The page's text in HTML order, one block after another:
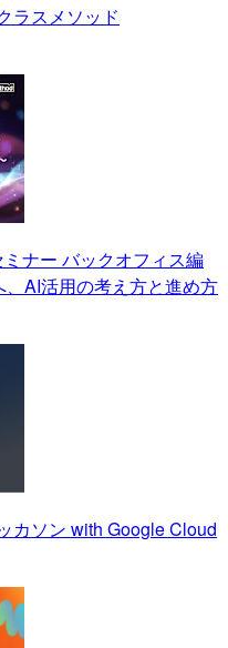
ラスメソッド
ナー バックオフィス編
、AI活用の考え方と進め方
カソン with Google Cloud